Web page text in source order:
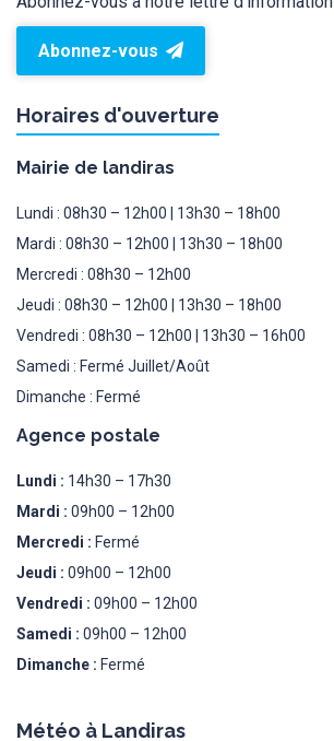
Abonnez-vous
Horaires d'ouverture
Mairie de landiras
Lundi : 08h30 – 12h00 | 13h30 – 18h00
Mardi : 08h30 – 12h00 | 13h30 – 18h00
Mercredi : 08h30 – 12h00
Jeudi : 08h30 – 12h00 | 13h30 – 18h00
Vendredi : 08h30 – 12h00 | 13h30 – 16h00
Samedi : Fermé Juillet/Août
Dimanche : Fermé
Agence postale
Lundi : 14h30 – 17h30
Mardi : 09h00 – 12h00
Mercredi : Fermé
Jeudi : 09h00 – 12h00
Vendredi : 09h00 – 12h00
Samedi : 09h00 – 12h00
Dimanche : Fermé
Météo à Landiras